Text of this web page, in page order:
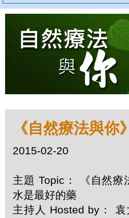
《自然療法與
2015-02-20
主題 Topic： 《自然療
水是最好的藥
主持人 Hosted by：